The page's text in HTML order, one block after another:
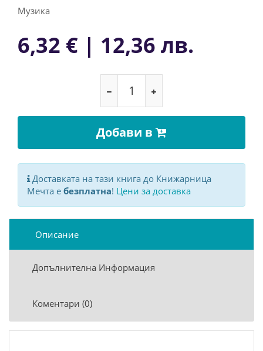
Музика
6,32 € | 12,36 лв.
Добави в
Доставката на тази книга до Книжарница
Мечта е безплатна! Цени за доставка
Описание
Допълнителна Информация
Коментари (0)